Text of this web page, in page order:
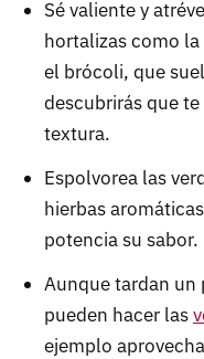
Sé valiente y
hortalizas como
el brócoli, que
descubrirás que
textura.
Espolvorea las
hierbas
potencia su sabor.
Aunque tardan un
pueden hacer las
ejemplo